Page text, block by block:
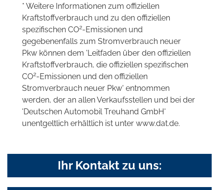
* Weitere Informationen zum offiziellen
Kraftstoffverbrauch und zu den offiziellen
spezifischen CO2-Emissionen und
gegebenenfalls zum Stromverbrauch neuer
Pkw können dem 'Leitfaden über den offiziellen
Kraftstoffverbrauch, die offiziellen spezifischen
CO2-Emissionen und den offiziellen
Stromverbrauch neuer Pkw' entnommen
werden, der an allen Verkaufsstellen und bei der
'Deutschen Automobil Treuhand GmbH'
unentgeltlich erhältlich ist unter www.dat.de.
Ihr Kontakt zu uns: